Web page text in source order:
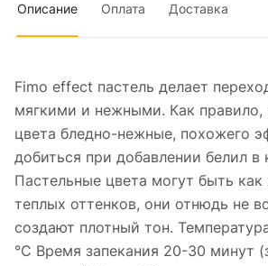
Описание Оплата Доставка
Fimo effect пастель делает
мягкими и нежными. Как правило,
цвета бледно-нежные, похожего
добиться при добавлении белил в
Пастельные цвета могут быть
теплых оттенков, они отнюдь не
создают плотный тон.
°С Время запекания 20-30 минут